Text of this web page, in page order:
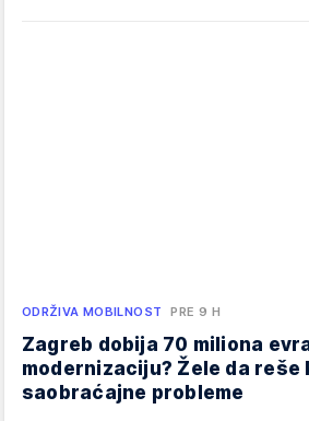
ODRŽIVA MOBILNOST PRE 9 H
Zagreb dobija 70 miliona
modernizaciju? Žele da reše
saobraćajne probleme